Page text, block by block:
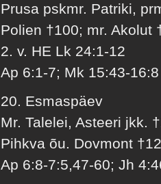
Prusa pskmr. Patriki,
Polien †100; mr. Akolut
2. v. HE Lk 24:1-12
Ap 6:1-7; Mk 15:43-16:8
20. Esmaspäev
Mr. Talelei, Asteeri jkk.
Pihkva õu. Dovmont
Ap 6:8-7:5,47-60; Jh